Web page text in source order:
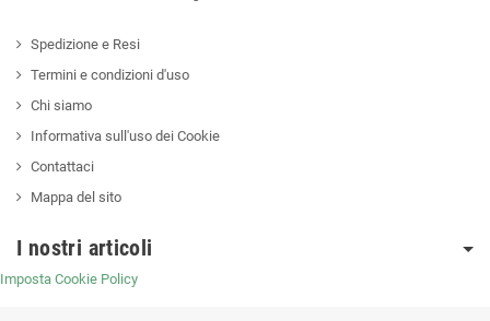
Spedizione e Resi
Termini e condizioni d'uso
Chi siamo
Informativa sull'uso dei Cookie
Contattaci
Mappa del sito
I nostri articoli
Imposta Cookie Policy